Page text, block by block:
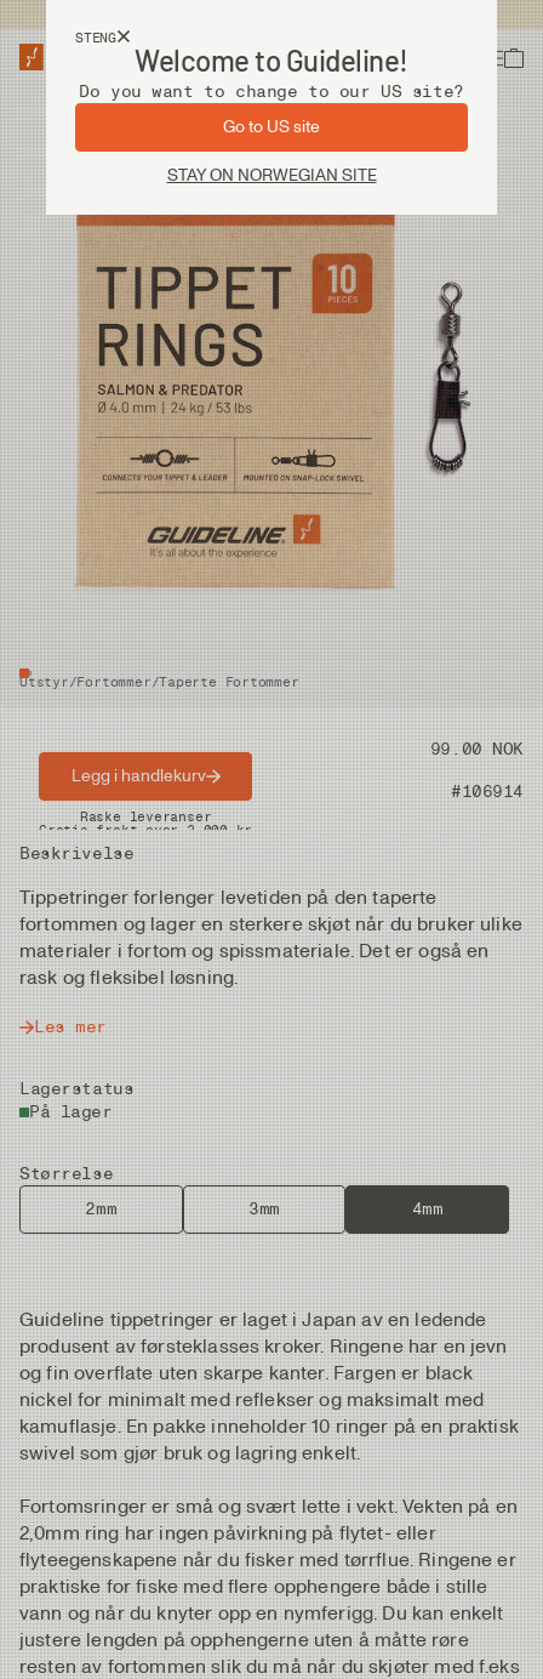
STENG
Welcome to Guideline!
Do you want to change to our US site?
Go to US site
STAY ON NORWEGIAN SITE
Utstyr/Fortommer/Taperte Fortommer
Pris 99.00 NOK
Artikkelnummer #106914
Beskrivelse
Tippetringer forlenger levetiden på den taperte
fortommen og lager en sterkere skjøt når du bruker ulike
materialer i fortom og spissmateriale. Det er også en
rask og fleksibel løsning.
Les mer
Lagerstatus
På lager
Størrelse
2mm
3mm 4mm
Legg i handlekurv
Raske leveranser
Gratis frakt over 2.000 kr
Guideline tippetringer er laget i Japan av en ledende
produsent av førsteklasses kroker. Ringene har en jevn
og fin overflate uten skarpe kanter. Fargen er black
nickel for minimalt med reflekser og maksimalt med
kamuflasje. En pakke inneholder 10 ringer på en praktisk
swivel som gjør bruk og lagring enkelt.
Fortomsringer er små og svært lette i vekt. Vekten på en
2,0mm ring har ingen påvirkning på flytet- eller
flyteegenskapene når du fisker med tørrflue. Ringene er
praktiske for fiske med flere opphengere både i stille
vann og når du knyter opp en nymferigg. Du kan enkelt
justere lengden på opphengerne uten å måtte røre
resten av fortommen slik du må når du skjøter med f.eks